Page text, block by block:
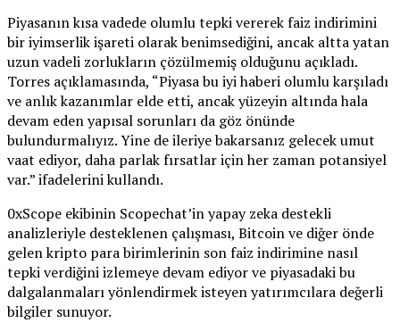
Piyasanın kısa vadede olumlu tepki vererek faiz indirimini
bir iyimserlik işareti olarak benimsediğini, ancak altta yatan
uzun vadeli zorlukların çözülmemiş olduğunu açıkladı.
Torres açıklamasında, “Piyasa bu iyi haberi olumlu karşıladı
ve anlık kazanımlar elde etti, ancak yüzeyin altında hala
devam eden yapısal sorunları da göz önünde
bulundurmalıyız. Yine de ileriye bakarsanız gelecek umut
vaat ediyor, daha parlak fırsatlar için her zaman potansiyel
var.” ifadelerini kullandı.
0xScope ekibinin Scopechat’in yapay zeka destekli
analizleriyle desteklenen çalışması, Bitcoin ve diğer önde
gelen kripto para birimlerinin son faiz indirimine nasıl
tepki verdiğini izlemeye devam ediyor ve piyasadaki bu
dalgalanmaları yönlendirmek isteyen yatırımcılara değerli
bilgiler sunuyor.